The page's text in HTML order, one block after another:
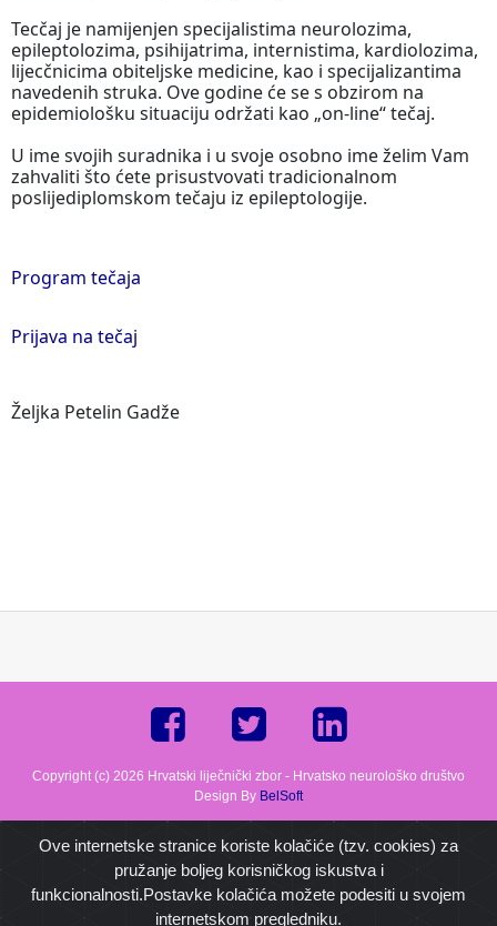
Ove internetske stranice koriste kolačiće (tzv. cookies) za
pružanje boljeg korisničkog iskustva i
funkcionalnosti.Postavke kolačića možete podesiti u svojem
internetskom pregledniku.
Tecčaj je namijenjen specijalistima neurolozima,
epileptolozima, psihijatrima, internistima, kardiolozima,
lijecčnicima obiteljske medicine, kao i specijalizantima
navedenih struka. Ove godine će se s obzirom na
epidemiološku situaciju održati kao „on-line“ tečaj.
U ime svojih suradnika i u svoje osobno ime želim Vam
zahvaliti što ćete prisustvovati tradicionalnom
poslijediplomskom tečaju iz epileptologije.
Program tečaja
Prijava na tečaj
Željka Petelin Gadže
Copyright (c) 2026 Hrvatski liječnički zbor - Hrvatsko neurološko društvo
Design By BelSoft